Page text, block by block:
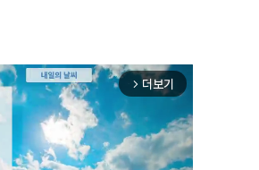
arrow_forward_ios 더보기